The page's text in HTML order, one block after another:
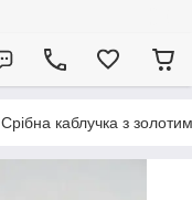
Срібна каблучка з